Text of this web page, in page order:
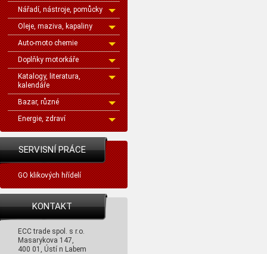
Nářadí, nástroje, pomůcky
Oleje, maziva, kapaliny
Auto-moto chemie
Doplňky motorkáře
Katalogy, literatura,
kalendáře
Bazar, různé
Energie, zdraví
SERVISNÍ PRÁCE
GO klikových hřídelí
KONTAKT
ECC trade spol. s r.o.
Masarykova 147,
400 01, Ústí n Labem